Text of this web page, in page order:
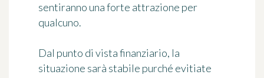
sentiranno una forte attrazione per
qualcuno.
Dal punto di vista finanziario, la
situazione sarà stabile purché evitiate